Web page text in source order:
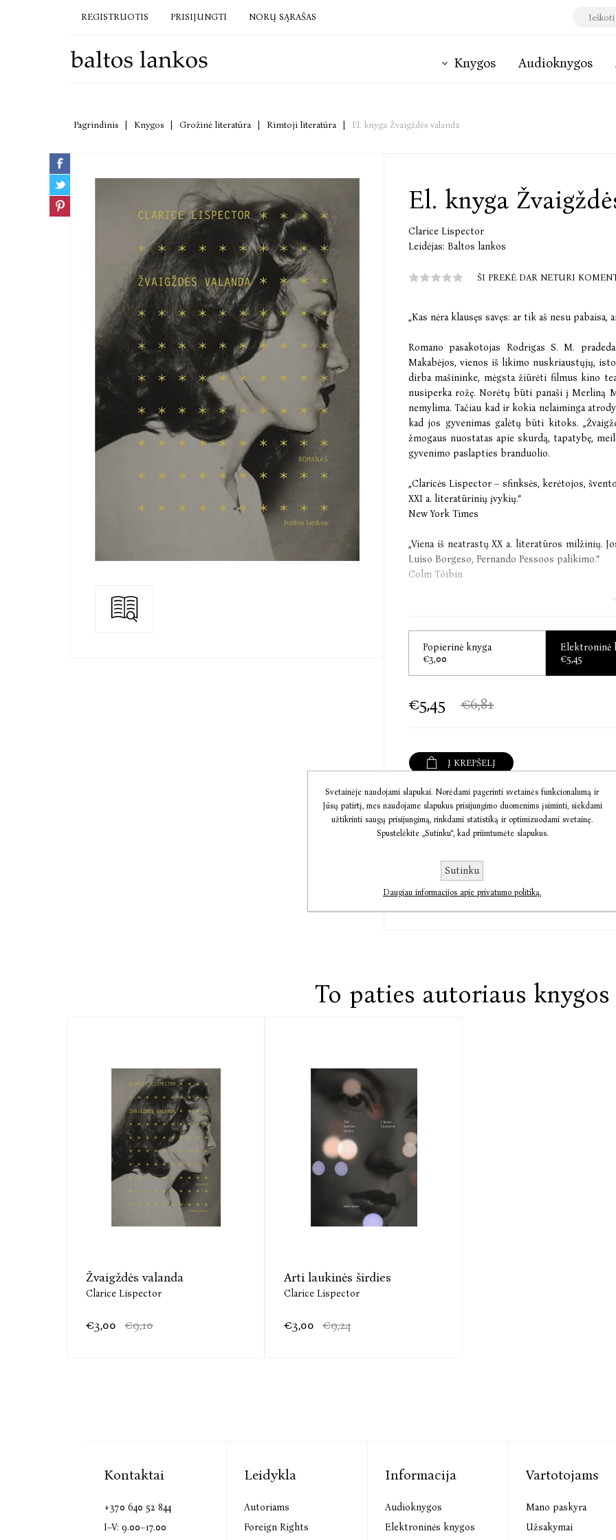
REGISTRUOTIS PRISIJUNGTI NORŲ SĄRAŠAS
Knygos Audioknygos
Pagrindinis Knygos Grožinė literatūra Rimtoji literatūra El. knyga Žvaigždės valanda
El. knyga
Clarice Lispector
Leidėjas: Baltos lankos
ŠI PREKĖ DAR NETURI
„Kas nėra klausęs savęs: ar tik aš nesu
Romano pasakotojas Rodrigas S. M.
Makabėjos, vienos iš likimo nuskriaustųjų,
dirba mašininke, mėgsta žiūrėti filmus kino
nusiperka rožę. Norėtų būti panaši į Merliną
nemylima. Tačiau kad ir kokia nelaiminga
kad jos gyvenimas galėtų būti kitoks.
žmogaus nuostatas apie skurdą, tapatybę,
gyvenimo paslapties branduolio.
„Claricės Lispector – sfinksės, kerėtojos,
XXI a. literatūrinių įvykių.“
New York Times
„Viena iš neatrastų XX a. literatūros milžinių.
Luiso Borgeso, Fernando Pessoos palikimo.“
Colm Tóibin
„Nepriekaištinga ir nesuklasifikuojama...
Edmund White
„Viena paslaptingiausių XX a. rašytojų.“
„Lispector turi deimanto kietumo
„Genialumu prilygsta Vladimirui Nabokovui.“
Jeff Vandermeer
„Ar išdrįsiu pasakyti? Jei jau jos kūryba
skaityta literatūra.“
Clarice Lispector (Klarisė Lispektor, 1920-
svarbiausia žydų autore po Kafkos, vadinama
literatūros sensacija. Už šį romaną ji gavo
Brazilijoje tapo žinoma kaip „uraganas
Popierinė knyga
€3,00
Elektroninė
€5,45
€5,45 €6,81
Į KREPŠELĮ
Informacija
Komentarai
Susisiekite
To paties autoriaus knygos
Žvaigždės valanda
Clarice Lispector
€3,00 €9,10
Arti laukinės širdies
Clarice Lispector
€3,00 €9,24
Kontaktai
+370 640 52 844
I–V: 9.00–17.00
Leidykla
Autoriams
Foreign Rights
Informacija
Audioknygos
Elektroninės knygos
Vartotojams
Mano paskyra
Užsakymai
Svetainėje naudojami slapukai. Norėdami pagerinti svetainės funkcionalumą ir
Jūsų patirtį, mes naudojame slapukus prisijungimo duomenims įsiminti, siekdami
užtikrinti saugų prisijungimą, rinkdami statistiką ir optimizuodami svetainę.
Spustelėkite „Sutinku“, kad priimtumėte slapukus.
Sutinku
Daugiau informacijos apie privatumo politiką.